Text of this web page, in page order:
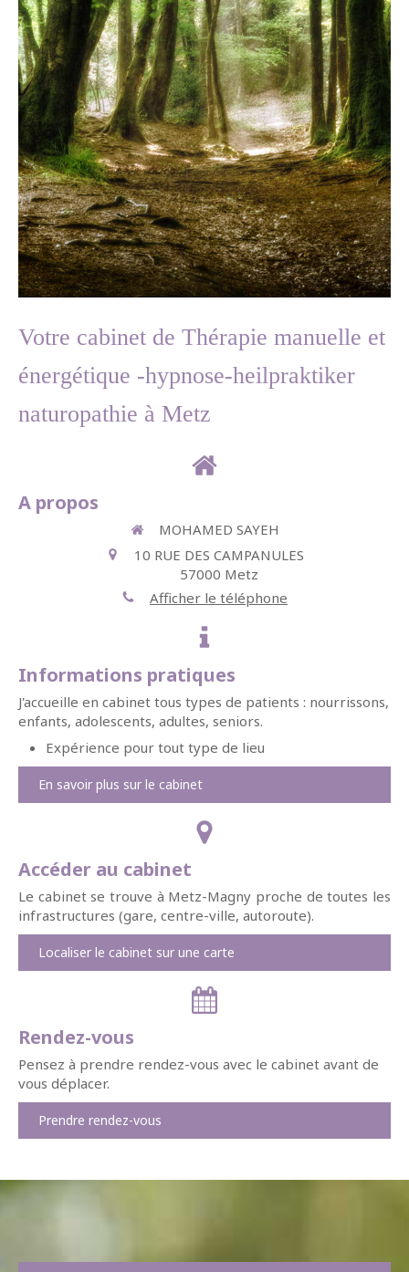
Votre cabinet de Thérapie manuelle et
énergétique -hypnose-heilpraktiker
naturopathie à Metz
A propos
MOHAMED SAYEH
10 RUE DES CAMPANULES
57000 Metz
Afficher le téléphone
Informations pratiques
J'accueille en cabinet tous types de patients : nourrissons,
enfants, adolescents, adultes, seniors.
Expérience pour tout type de lieu
En savoir plus sur le cabinet
Accéder au cabinet
Le cabinet se trouve à Metz-Magny proche de toutes les
infrastructures (gare, centre-ville, autoroute).
Localiser le cabinet sur une carte
Rendez-vous
Pensez à prendre rendez-vous avec le cabinet avant de
vous déplacer.
Prendre rendez-vous